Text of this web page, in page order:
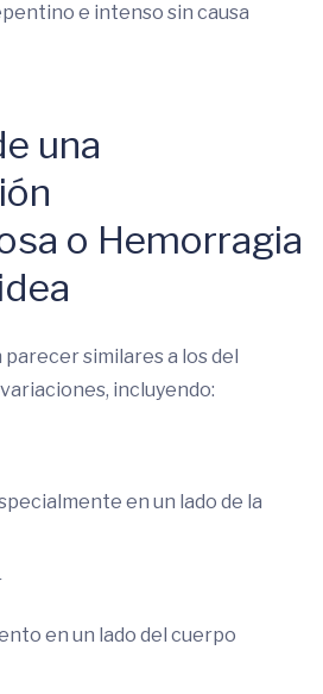
e intenso sin causa
una
o Hemorragia
similares a los del
incluyendo:
en un lado de la
en un lado del cuerpo